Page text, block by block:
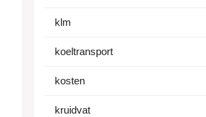
klm
koeltransport
kosten
kruidvat